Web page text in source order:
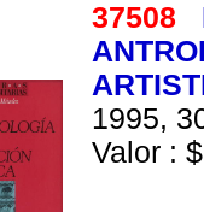
37508
1995,
Valor :